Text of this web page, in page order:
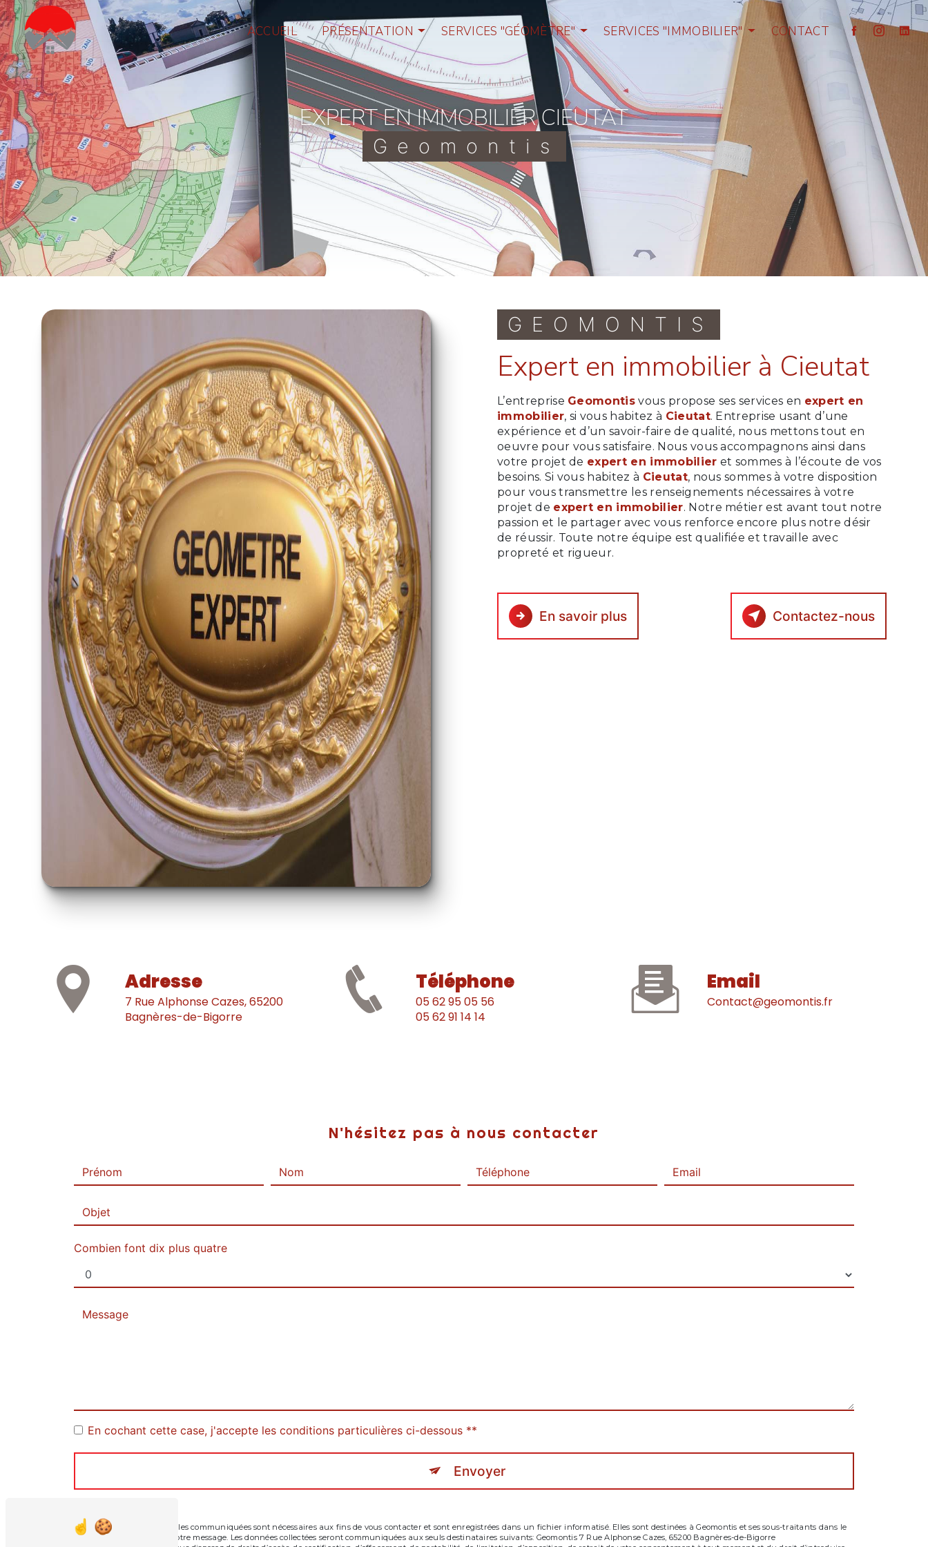
ACCUEIL PRÉSENTATION SERVICES "GÉOMÈTRE" SERVICES "IMMOBILIER" CONTACT
EXPERT EN IMMOBILIER CIEUTAT
Geomontis
GEOMONTIS
expert en immobilier à Cieutat
L’entreprise Geomontis vous propose ses services en expert en
immobilier, si vous habitez à Cieutat. Entreprise usant d’une
expérience et d’un savoir-faire de qualité, nous mettons tout en
oeuvre pour vous satisfaire. Nous vous accompagnons ainsi dans
votre projet de expert en immobilier et sommes à l’écoute de vos
besoins. Si vous habitez à Cieutat, nous sommes à votre disposition
pour vous transmettre les renseignements nécessaires à votre
projet de expert en immobilier. Notre métier est avant tout notre
passion et le partager avec vous renforce encore plus notre désir
de réussir. Toute notre équipe est qualifiée et travaille avec
propreté et rigueur.
En savoir plus Contactez-nous
Adresse
7 Rue Alphonse Cazes, 65200
Bagnères-de-Bigorre
Téléphone
05 62 95 05 56
05 62 91 14 14
Email
contact@geomontis.fr
N'hésitez pas à nous contacter
Combien font dix plus quatre
En cochant cette case, j'accepte les conditions particulières ci-dessous **
Envoyer
** Les données personnelles communiquées sont nécessaires aux fins de vous contacter et sont enregistrées dans un fichier informatisé. Elles sont destinées à Geomontis et ses sous-traitants dans le
seul but de répondre à votre message. Les données collectées seront communiquées aux seuls destinataires suivants: Geomontis 7 Rue Alphonse Cazes, 65200 Bagnères-de-Bigorre
Panneau de gestion des cookies